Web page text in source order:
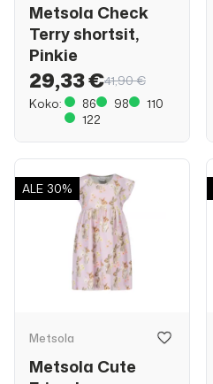
Metsola Check
Terry shortsit,
Pinkie
29,33 €41,90 €
Koko:
86 98
110
122
ALE 30%
Metsola
Metsola Cute